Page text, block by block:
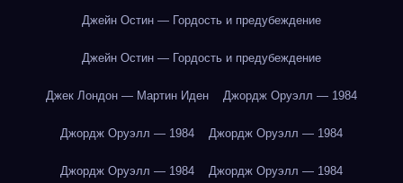
Джейн Остин — Гордость и предубеждение
Джейн Остин — Гордость и предубеждение
Джек Лондон — Мартин Иден Джордж Оруэлл — 1984
Джордж Оруэлл — 1984 Джордж Оруэлл — 1984
Джордж Оруэлл — 1984 Джордж Оруэлл — 1984